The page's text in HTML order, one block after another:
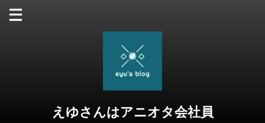
えゆさんはアニオタ会社員